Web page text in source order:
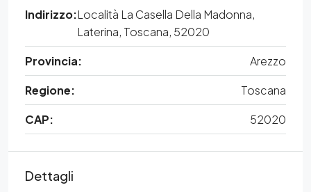
Indirizzo:Località La Casella Della Madonna,
Laterina, Toscana, 52020
Provincia:
Arezzo
Regione:
Toscana
CAP:
52020
Dettagli